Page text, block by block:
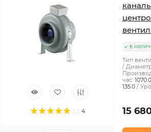
4
в
Тип
час: 1070.0
135.0
15